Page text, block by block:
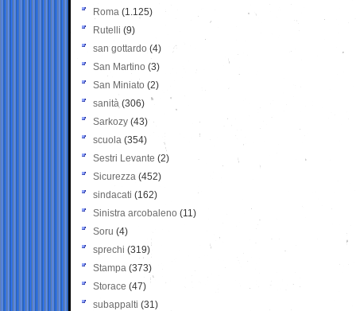
Roma (1.125)
Rutelli (9)
san gottardo (4)
San Martino (3)
San Miniato (2)
sanità (306)
Sarkozy (43)
scuola (354)
Sestri Levante (2)
Sicurezza (452)
sindacati (162)
Sinistra arcobaleno (11)
Soru (4)
sprechi (319)
Stampa (373)
Storace (47)
subappalti (31)